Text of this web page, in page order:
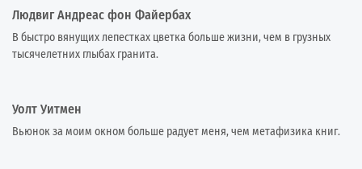
Людвиг Андреас фон Файербах
В быстро вянущих лепестках цветка больше жизни, чем в грузных
тысячелетних глыбах гранита.
Уолт Уитмен
Вьюнок за моим окном больше радует меня, чем метафизика книг.